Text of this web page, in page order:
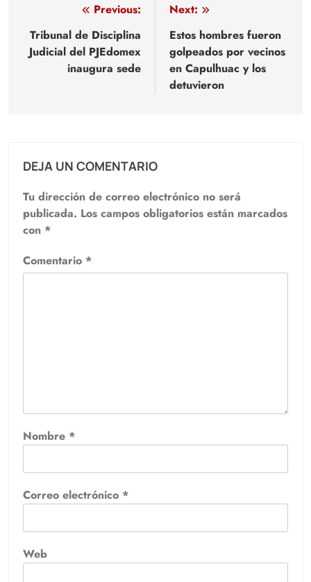
Navegación
de
entradas
Previous:
Tribunal de Disciplina
Judicial del PJEdomex
inaugura sede
Next:
Estos hombres fueron
golpeados por vecinos
en Capulhuac y los
detuvieron
DEJA UN COMENTARIO
Tu dirección de correo electrónico no será
publicada. Los campos obligatorios están marcados
con *
Comentario *
Nombre *
Correo electrónico *
Web